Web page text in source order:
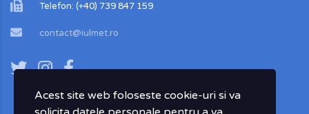
Telefon: (+40) 739 847 159
contact@iulmet.ro
Acest site web foloseste cookie-uri si va